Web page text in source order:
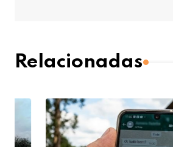
Relacionadas